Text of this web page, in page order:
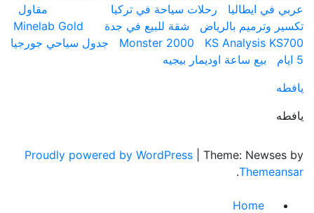
ايطاليا
رحلات سياحة في تركيا
وترميم بالرياض
شقة للبيع في جدة
Minelab Gold
Monster 2000
KS Analysis
جدول سياحي جورجيا
بيع ساعة اوديمار بيجيه
Proudly powered by WordPress|Theme:
.
Home